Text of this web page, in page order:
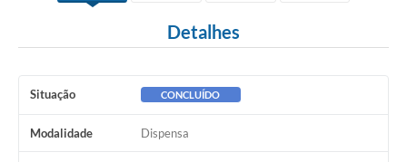
Galeria de Fotos
Arquivos para Download
Carta de Serviços
Notícias
Detalhes
Situação CONCLUÍDO
Modalidade Dispensa